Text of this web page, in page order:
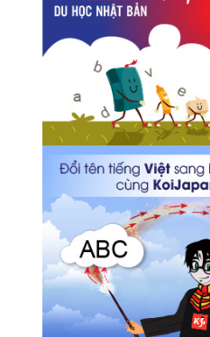
Tiết kiệm chi phí với vé đi